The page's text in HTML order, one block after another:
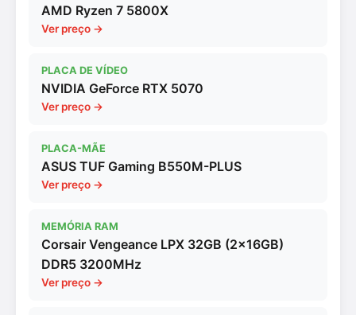
AMD Ryzen 7 5800X
Ver preço →
PLACA DE VÍDEO
NVIDIA GeForce RTX 5070
Ver preço →
PLACA-MÃE
ASUS TUF Gaming B550M-PLUS
Ver preço →
MEMÓRIA RAM
Corsair Vengeance LPX 32GB (2x16GB)
DDR5 3200MHz
Ver preço →